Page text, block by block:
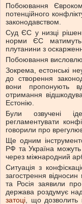
Побоювання
потенційного
законодавством.
Суд ЄС у низці
норми ЄС
плутанини з
Побоювання
Зокрема, естонські
до створення
вони пропонують
отримання
Естонію.
Були озвучені
регламентувати
говорили про
Ще одним
РФ та Україна можуть
через міжнародний
Ситуація з
загострення
та Росія заявили
держава роздумує
затоці, що дозволить